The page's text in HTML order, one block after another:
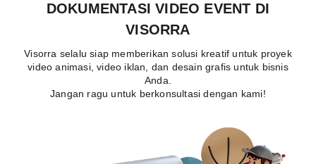
DOKUMENTASI VIDEO EVENT DI
VISORRA
Visorra selalu siap memberikan solusi kreatif untuk proyek
video animasi, video iklan, dan desain grafis untuk bisnis
Anda.
Jangan ragu untuk berkonsultasi dengan kami!